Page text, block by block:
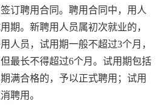
订聘用合同。聘用合同中，用人
期。新聘用人员属初次就业的，
人员，试用期一般不超过3个月，
最长不得超过6个月。试用期包括
满合格的，予以正式聘用；试用
聘用。